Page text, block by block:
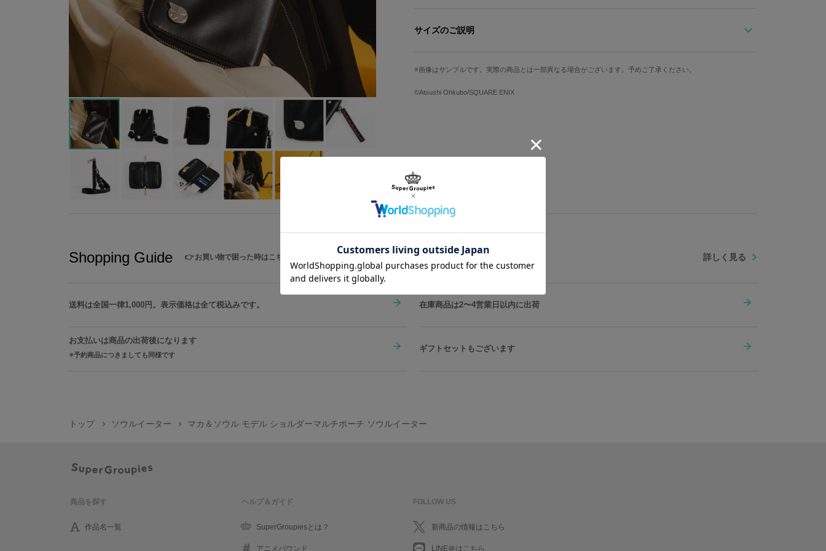
ダーマルチポーチが登場！
フロント下部には、月面戦争の際、ソウルがヘアバンドに描いたアイコンを配置しています。
スマートフォンも収まる大きなフロントポケットに加え、内側には貴重品や小銭の収納に適し
たファスナー付きポケットつき。カード入れにはICカードなどが7枚収納できます。
ソウルと共に魔女の魂を集めれば……「デスサイズ」を造れるかも？
原産国／ 中国
サイズのご説明
高さ 幅 奥行
約21cm 約13cm
サイズガイドページはこちら
画像はサンプルです。実際の商品とは一部異なる場合がございます。予めご了承ください。
©Atsushi Ohkubo/SQUARE ENIX
Shopping Guide 👉お買い物で困った時はこちらをチェック 詳しく見る
送料は全国一律1,000円。表示価格は全て税込みです。 在庫商品は2〜4営業日以内に出荷
お支払いは商品の出荷後になります
予約商品につきましても同様です
ギフトセットもございます
トップ ソウルイーター マカ＆ソウル モデル ショルダーマルチポーチ ソウルイーター
商品を探す
作品名一覧
ヘルプ＆ガイド
SuperGroupiesとは？
アニメバウンド
FOLLOW US
新商品の情報はこちら
LINE＠はこちら